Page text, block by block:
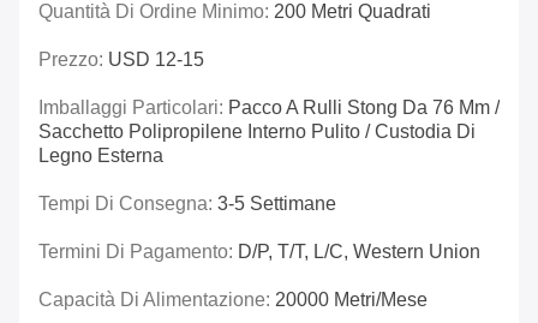
Quantità Di Ordine Minimo: 200 Metri Quadrati
Prezzo: USD 12-15
Imballaggi Particolari: Pacco A Rulli Stong Da 76 Mm /
Sacchetto Polipropilene Interno Pulito / Custodia Di
Legno Esterna
Tempi Di Consegna: 3-5 Settimane
Termini Di Pagamento: D/P, T/T, L/C, Western Union
Capacità Di Alimentazione: 20000 Metri/mese